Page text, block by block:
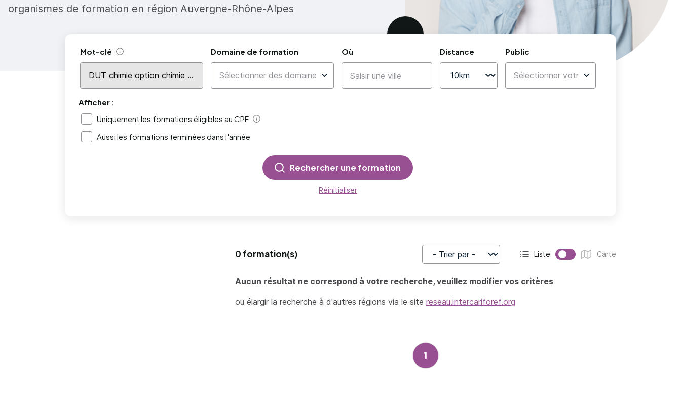
organismes de formation en région Auvergne-Rhône-Alpes
Mot-clé Aide Domaine de formation Où Distance Public
Afficher :
Uniquement les formations éligibles au CPF
Aide
Aussi les formations terminées dans l'année
Rechercher une formation
Réinitialiser
0 formation(s)
Trier par Affichage actif :
Liste
Affichage :
Carte
Aucun résultat ne correspond à votre recherche, veuillez modifier vos critères
ou élargir la recherche à d'autres régions via le site reseau.intercariforef.org
1